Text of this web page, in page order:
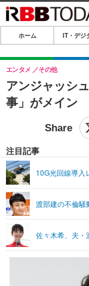
ホーム
IT・デジタル
IT・デジタル
ショッピン
SPEED TEST
エンタメ
グラビア
ショッピン
ライフTOP
リリース一覧
プッシュ通知の停止
ホーム IT・デジ
アンジャッシ
事」がメイン
エンタメ その他
注目記事
10G光回線導入
渡部建の不倫騒
佐々木希、夫・